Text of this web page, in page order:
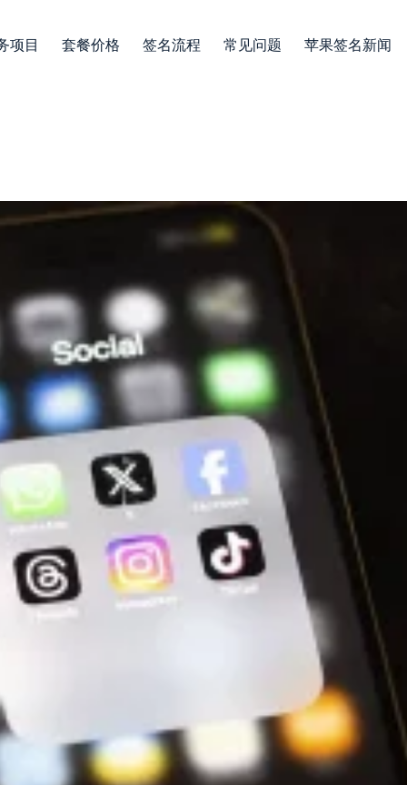
项目 套餐价格 签名流程 常见问题 苹果签名新闻